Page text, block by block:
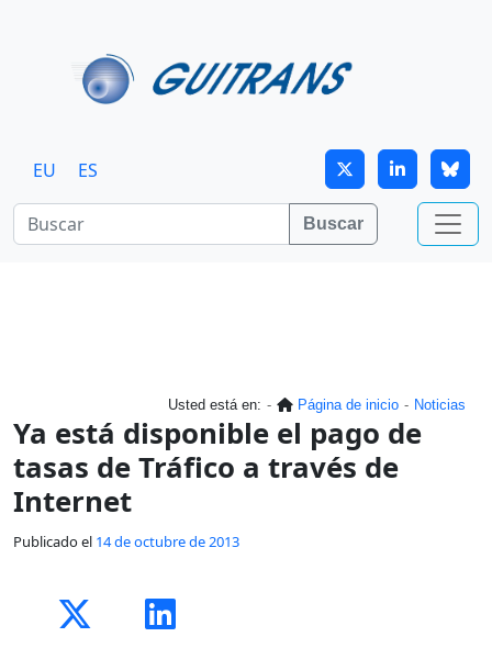
EU ES
Buscar
Usted está en: Página de inicio Noticias
Ya está disponible el pago de
tasas de Tráfico a través de
Internet
Publicado el 14 de octubre de 2013